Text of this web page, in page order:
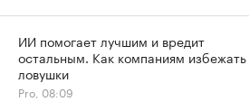
ИИ помогает лучшим и вредит
остальным. Как компаниям избежать
ловушки
Pro, 08:09